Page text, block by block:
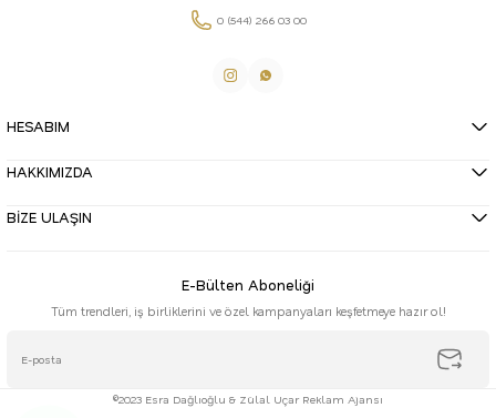
0 (544) 266 03 00
HESABIM
HAKKIMIZDA
BİZE ULAŞIN
E-Bülten Aboneliği
Tüm trendleri, iş birliklerini ve özel kampanyaları keşfetmeye hazır ol!
©2023 Esra Dağlıoğlu & Zülal Uçar Reklam Ajansı